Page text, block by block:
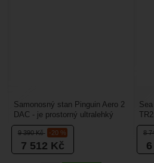
9 390Kč -20 %
7 512 Kč
Samonosný stan Pinguin Aero 2
DAC - je prostorný ultralehký
stan pro 2 osoby. Stan má 2
vchody a 2 předsíňky. Ložnici,...
8